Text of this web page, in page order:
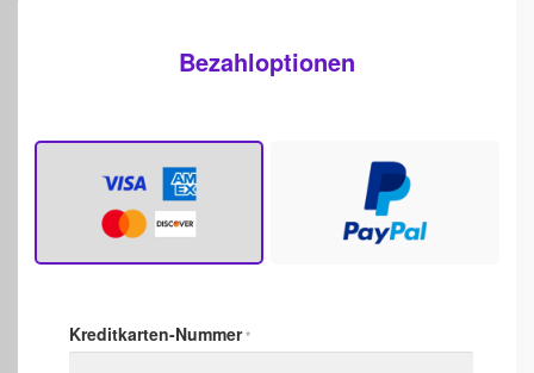
Bezahloptionen
Kreditkarten-Nummer *